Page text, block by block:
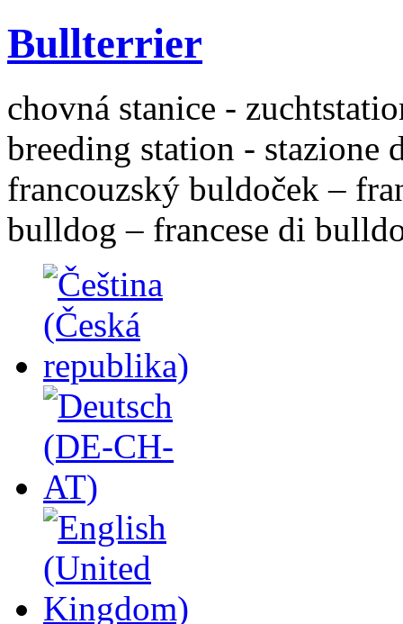
Bullterrier
chovná stanice -
breeding station - stazione
francouzský buldoček –
bulldog – francese di